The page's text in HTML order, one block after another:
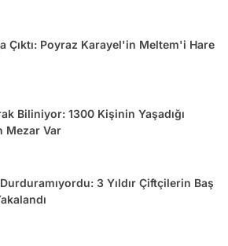
Çıktı: Poyraz Karayel'in Meltem'i Hare
Biliniyor: 1300 Kişinin Yaşadığı
Mezar Var
3 Yıldır Çiftçilerin Baş